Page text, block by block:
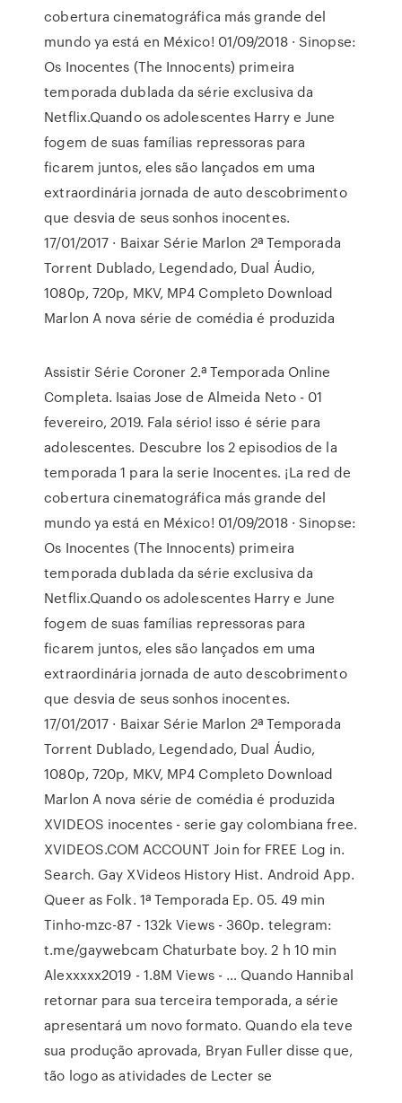
cobertura cinematográfica más grande del
mundo ya está en México! 01/09/2018 · Sinopse:
Os Inocentes (The Innocents) primeira
temporada dublada da série exclusiva da
Netflix.Quando os adolescentes Harry e June
fogem de suas famílias repressoras para
ficarem juntos, eles são lançados em uma
extraordinária jornada de auto descobrimento
que desvia de seus sonhos inocentes.
17/01/2017 · Baixar Série Marlon 2ª Temporada
Torrent Dublado, Legendado, Dual Áudio,
1080p, 720p, MKV, MP4 Completo Download
Marlon A nova série de comédia é produzida
Assistir Série Coroner 2.ª Temporada Online
Completa. Isaias Jose de Almeida Neto - 01
fevereiro, 2019. Fala sério! isso é série para
adolescentes. Descubre los 2 episodios de la
temporada 1 para la serie Inocentes. ¡La red de
cobertura cinematográfica más grande del
mundo ya está en México! 01/09/2018 · Sinopse:
Os Inocentes (The Innocents) primeira
temporada dublada da série exclusiva da
Netflix.Quando os adolescentes Harry e June
fogem de suas famílias repressoras para
ficarem juntos, eles são lançados em uma
extraordinária jornada de auto descobrimento
que desvia de seus sonhos inocentes.
17/01/2017 · Baixar Série Marlon 2ª Temporada
Torrent Dublado, Legendado, Dual Áudio,
1080p, 720p, MKV, MP4 Completo Download
Marlon A nova série de comédia é produzida
XVIDEOS inocentes - serie gay colombiana free.
XVIDEOS.COM ACCOUNT Join for FREE Log in.
Search. Gay XVideos History Hist. Android App.
Queer as Folk. 1ª Temporada Ep. 05. 49 min
Tinho-mzc-87 - 132k Views - 360p. telegram:
t.me/gaywebcam Chaturbate boy. 2 h 10 min
Alexxxxx2019 - 1.8M Views - … Quando Hannibal
retornar para sua terceira temporada, a série
apresentará um novo formato. Quando ela teve
sua produção aprovada, Bryan Fuller disse que,
tão logo as atividades de Lecter se